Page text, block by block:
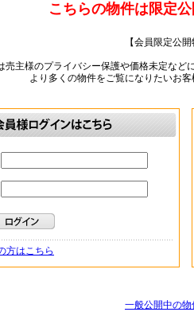
こちらの物件は限定
【会員限定公
売主様のプライバシー保護や価格未定など
より多くの物件をご覧になりたいお
方はこちら
一般公開中の